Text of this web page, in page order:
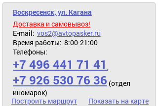
Воскресенск, ул. Кагана
Доставка и самовывоз!
E-mail: vos2@avtopasker.ru
Время работы: 8:00-21:00
Телефоны:
+7 496 441 71 41 ,
+7 926 530 76 36 (отдел
иномарок)
Построить маршрут
Показать на карте